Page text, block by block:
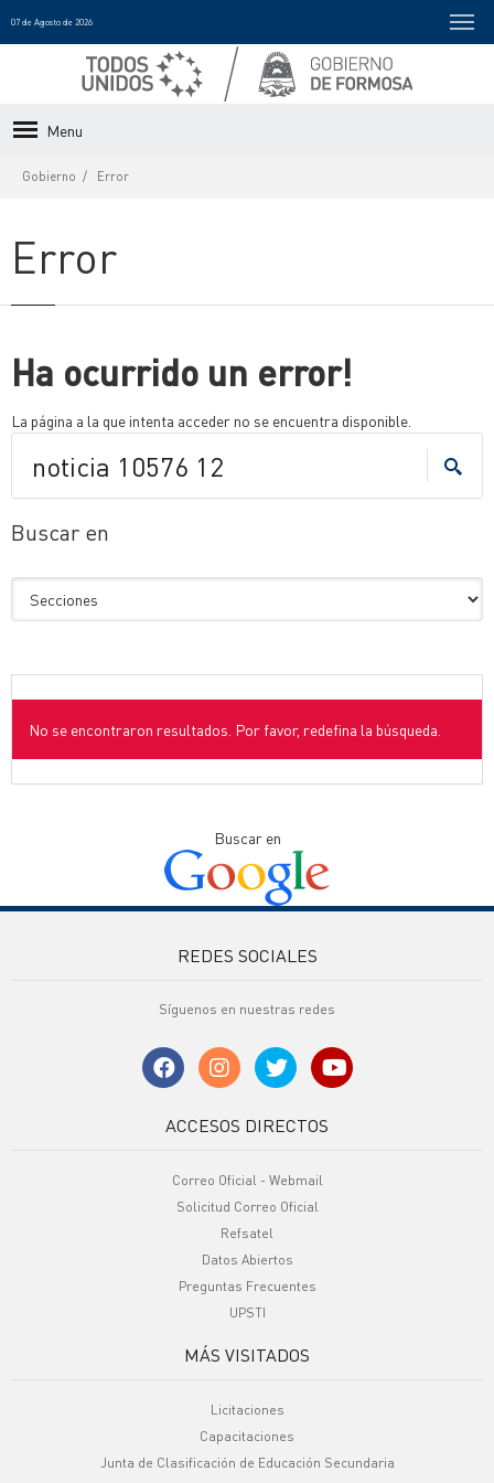
07 de Agosto de 2026
Menu
Gobierno Error
Error
Ha ocurrido un error!
La página a la que intenta acceder no se encuentra disponible.
Buscar en
No se encontraron resultados. Por favor, redefina la búsqueda.
Buscar en
REDES SOCIALES
Síguenos en nuestras redes
ACCESOS DIRECTOS
Correo Oficial - Webmail
Solicitud Correo Oficial
Refsatel
Datos Abiertos
Preguntas Frecuentes
UPSTI
MÁS VISITADOS
Licitaciones
Capacitaciones
Junta de Clasificación de Educación Secundaria